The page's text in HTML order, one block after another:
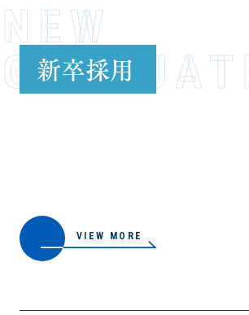
NEW
新卒採用
VIEW MORE